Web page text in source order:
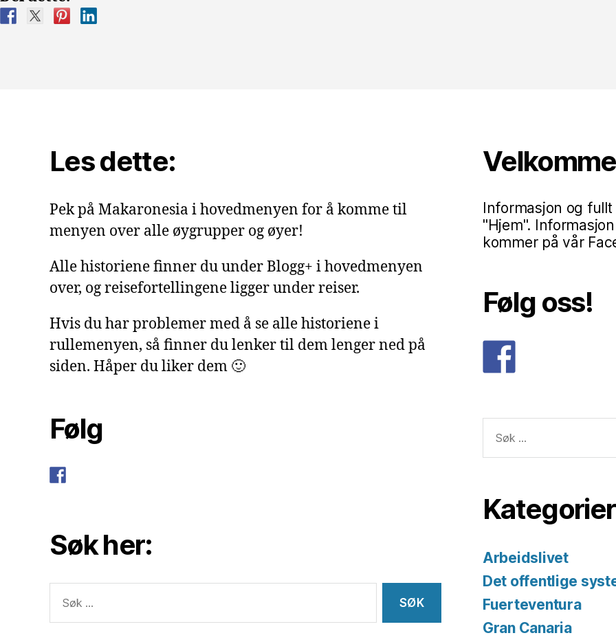
Les dette:
Pek på Makaronesia i hovedmenyen for å komme til
menyen over alle øygrupper og øyer!
Alle historiene finner du under Blogg+ i hovedmenyen
over, og reisefortellingene ligger under reiser.
Hvis du har problemer med å se alle historiene i
rullemenyen, så finner du lenker til dem lenger ned på
siden. Håper du liker dem 🙂
Følg
Søk her:
etter:
Informasjon og
"Hjem".
kommer på vår
Følg oss!
etter:
Kategorier
Arbeidslivet
Det offentlige
Fuerteventura
Gran Canaria